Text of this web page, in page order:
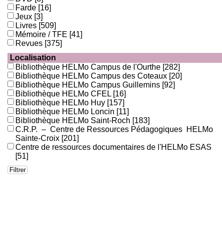
Farde [16]
Jeux [3]
Livres [509]
Mémoire / TFE [41]
Revues [375]
Localisation
Bibliothèque HELMo Campus de l'Ourthe [282]
Bibliothèque HELMo Campus des Coteaux [20]
Bibliothèque HELMo Campus Guillemins [92]
Bibliothèque HELMo CFEL [16]
Bibliothèque HELMo Huy [157]
Bibliothèque HELMo Loncin [11]
Bibliothèque HELMo Saint-Roch [183]
C.R.P. – Centre de Ressources Pédagogiques HELMo
Sainte-Croix [201]
Centre de ressources documentaires de l'HELMo ESAS
[51]